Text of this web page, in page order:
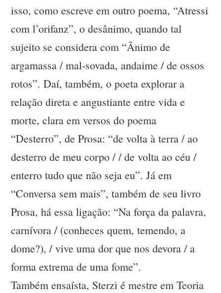
isso, como escreve em outro poema, “Atressi
com l’orifanz”, o desânimo, quando tal
sujeito se considera com “Ânimo de
argamassa / mal-sovada, andaime / de ossos
rotos”. Daí, também, o poeta explorar a
relação direta e angustiante entre vida e
morte, clara em versos do poema
“Desterro”, de Prosa: “de volta à terra / ao
desterro de meu corpo / / de volta ao céu /
enterro tudo que não seja eu”. Já em
“Conversa sem mais”, também de seu livro
Prosa, há essa ligação: “Na força da palavra,
carnívora / (conheces quem, temendo, a
dome?), / vive uma dor que nos devora / a
forma extrema de uma fome”.
Também ensaísta, Sterzi é mestre em Teoria